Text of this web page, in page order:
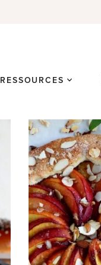
RESSOURCES